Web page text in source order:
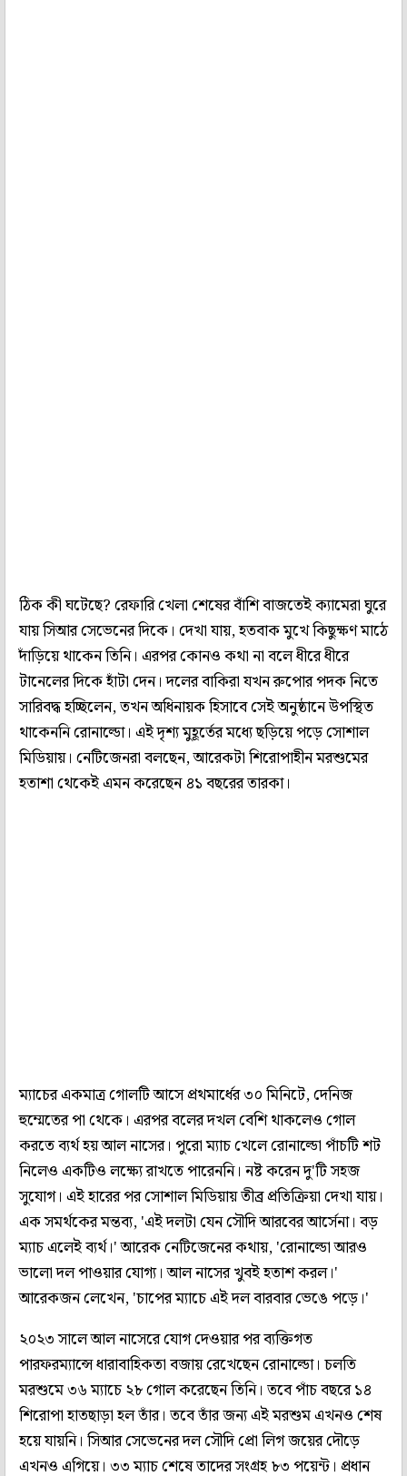
ঠিক কী ঘটেছে? রেফারি খেলা শেষের বাঁশি বাজতেই ক্যামেরা ঘুরে
যায় সিআর সেভেনের দিকে। দেখা যায়, হতবাক মুখে কিছুক্ষণ মাঠে
দাঁড়িয়ে থাকেন তিনি। এরপর কোনও কথা না বলে ধীরে ধীরে
টানেলের দিকে হাঁটা দেন। দলের বাকিরা যখন রুপোর পদক নিতে
সারিবদ্ধ হচ্ছিলেন, তখন অধিনায়ক হিসাবে সেই অনুষ্ঠানে উপস্থিত
থাকেননি রোনাল্ডো। এই দৃশ্য মুহূর্তের মধ্যে ছড়িয়ে পড়ে সোশাল
মিডিয়ায়। নেটিজেনরা বলছেন, আরেকটা শিরোপাহীন মরশুমের
হতাশা থেকেই এমন করেছেন ৪১ বছরের তারকা।
ম্যাচের একমাত্র গোলটি আসে প্রথমার্ধের ৩০ মিনিটে, দেনিজ
হুম্মেতের পা থেকে। এরপর বলের দখল বেশি থাকলেও গোল
করতে ব্যর্থ হয় আল নাসের। পুরো ম্যাচ খেলে রোনাল্ডো পাঁচটি শট
নিলেও একটিও লক্ষ্যে রাখতে পারেননি। নষ্ট করেন দু'টি সহজ
সুযোগ। এই হারের পর সোশাল মিডিয়ায় তীব্র প্রতিক্রিয়া দেখা যায়।
এক সমর্থকের মন্তব্য, 'এই দলটা যেন সৌদি আরবের আর্সেনা। বড়
ম্যাচ এলেই ব্যর্থ।' আরেক নেটিজেনের কথায়, 'রোনাল্ডো আরও
ভালো দল পাওয়ার যোগ্য। আল নাসের খুবই হতাশ করল।'
আরেকজন লেখেন, 'চাপের ম্যাচে এই দল বারবার ভেঙে পড়ে।'
২০২৩ সালে আল নাসেরে যোগ দেওয়ার পর ব্যক্তিগত
পারফরম্যান্সে ধারাবাহিকতা বজায় রেখেছেন রোনাল্ডো। চলতি
মরশুমে ৩৬ ম্যাচে ২৮ গোল করেছেন তিনি। তবে পাঁচ বছরে ১৪
শিরোপা হাতছাড়া হল তাঁর। তবে তাঁর জন্য এই মরশুম এখনও শেষ
হয়ে যায়নি। সিআর সেভেনের দল সৌদি প্রো লিগ জয়ের দৌড়ে
এখনও এগিয়ে। ৩৩ ম্যাচ শেষে তাদের সংগ্রহ ৮৩ পয়েন্ট। প্রধান